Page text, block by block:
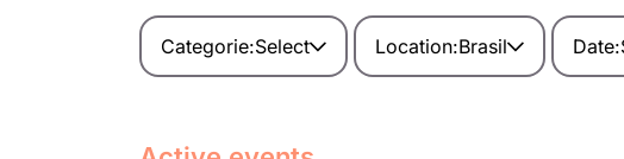
Categorie:Select Location:Brasil Date: